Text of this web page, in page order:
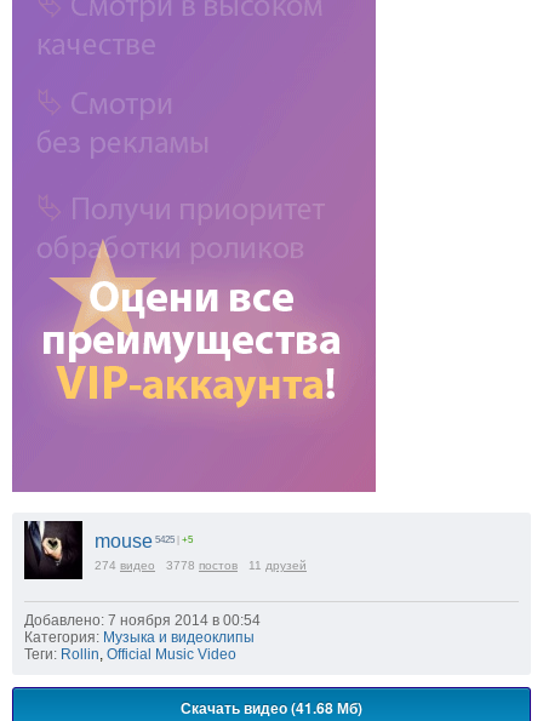
mouse 5425 +5
274 видео 3778 постов 11 друзей
Добавлено: 7 ноября 2014 в 00:54
Категория: Музыка и видеоклипы
Теги: Rollin, Official Music Video
Скачать видео (41.68 Мб)